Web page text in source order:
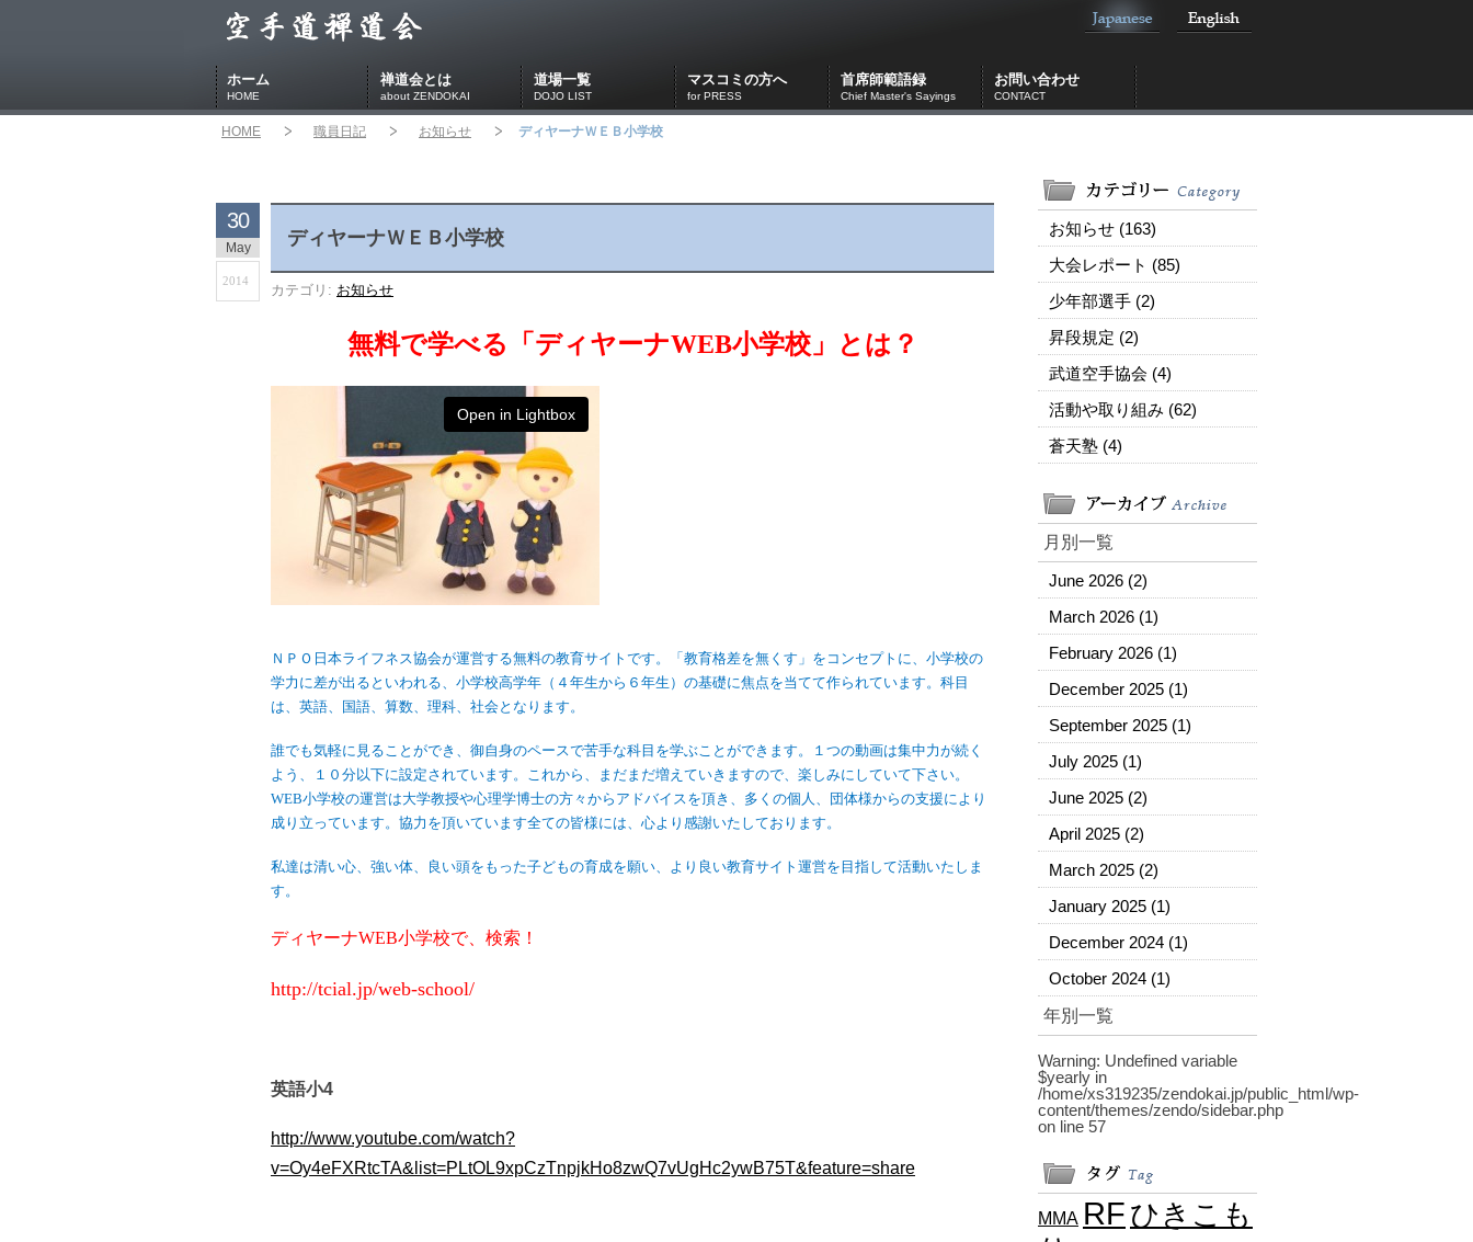
ホーム
HOME
禅道会とは
about ZENDOKAI
道場一覧
DOJO LIST
マスコミの方へ
for PRESS
首席師範語録
Chief Master's Sayings
お問い合わせ
CONTACT
HOME 職員日記 お知らせ ディヤーナＷＥＢ小学校
ディヤーナＷＥＢ小学校
30
May
2014
カテゴリ: お知らせ
無料で学べる「ディヤーナWEB小学校」とは？
Open in Lightbox
ＮＰＯ日本ライフネス協会が運営する無料の教育サイトです。「教育格差を無くす」をコンセプトに、小学校の
学力に差が出るといわれる、小学校高学年（４年生から６年生）の基礎に焦点を当てて作られています。科目
は、英語、国語、算数、理科、社会となります。
誰でも気軽に見ることができ、御自身のペースで苦手な科目を学ぶことができます。１つの動画は集中力が続く
よう、１０分以下に設定されています。これから、まだまだ増えていきますので、楽しみにしていて下さい。
WEB小学校の運営は大学教授や心理学博士の方々からアドバイスを頂き、多くの個人、団体様からの支援により
成り立っています。協力を頂いています全ての皆様には、心より感謝いたしております。
私達は清い心、強い体、良い頭をもった子どもの育成を願い、より良い教育サイト運営を目指して活動いたしま
す。
ディヤーナWEB小学校で、検索！
http://tcial.jp/web-school/
英語小4
http://www.youtube.com/watch?
v=Oy4eFXRtcTA&list=PLtOL9xpCzTnpjkHo8zwQ7vUgHc2ywB75T&feature=share
お知らせ (163)
大会レポート (85)
少年部選手 (2)
昇段規定 (2)
武道空手協会 (4)
活動や取り組み (62)
蒼天塾 (4)
月別一覧
June 2026 (2)
March 2026 (1)
February 2026 (1)
December 2025 (1)
September 2025 (1)
July 2025 (1)
June 2025 (2)
April 2025 (2)
March 2025 (2)
January 2025 (1)
December 2024 (1)
October 2024 (1)
年別一覧
Warning: Undefined variable
$yearly in
/home/xs319235/zendokai.jp/public_html/wp-
content/themes/zendo/sidebar.php
on line 57
MMA RFひきこも